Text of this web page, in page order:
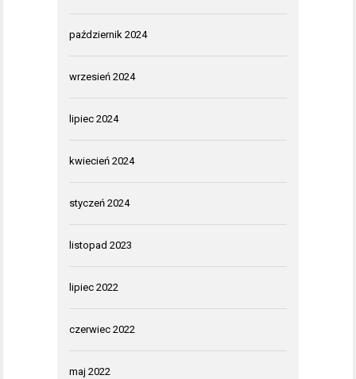
październik 2024
wrzesień 2024
lipiec 2024
kwiecień 2024
styczeń 2024
listopad 2023
lipiec 2022
czerwiec 2022
maj 2022